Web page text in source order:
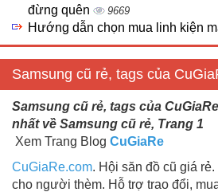
đừng quên
9669
Hướng dẫn chọn mua linh kiện
Samsung cũ rẻ, tags của
Samsung cũ rẻ, tags của
nhất về Samsung cũ rẻ, Trang 1
Xem Trang Blog CuGiaRe
CuGiaRe.com. Hội săn đồ cũ giá
cho người thèm. Hỗ trợ trao đổi,